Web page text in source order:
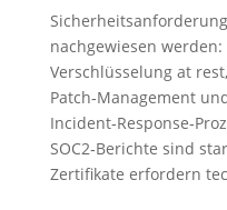
nachgewiesen
Verschlüsselung at
Patch‑Management
SOC2‑Berichte sind
Zertifikate erfordern